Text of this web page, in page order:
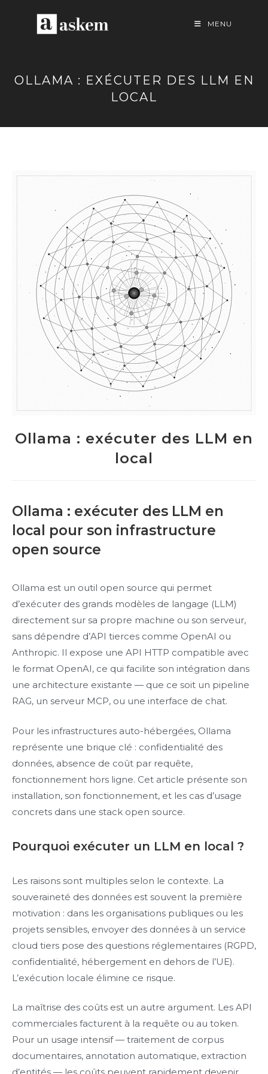
MENU
OLLAMA : EXÉCUTER DES LLM EN
LOCAL
Ollama : exécuter des LLM en
local
Ollama : exécuter des LLM en
local pour son infrastructure
open source
Ollama est un outil open source qui permet
d’exécuter des grands modèles de langage (LLM)
directement sur sa propre machine ou son serveur,
sans dépendre d’API tierces comme OpenAI ou
Anthropic. Il expose une API HTTP compatible avec
le format OpenAI, ce qui facilite son intégration dans
une architecture existante — que ce soit un pipeline
RAG, un serveur MCP, ou une interface de chat.
Pour les infrastructures auto-hébergées, Ollama
représente une brique clé : confidentialité des
données, absence de coût par requête,
fonctionnement hors ligne. Cet article présente son
installation, son fonctionnement, et les cas d’usage
concrets dans une stack open source.
Pourquoi exécuter un LLM en local ?
Les raisons sont multiples selon le contexte. La
souveraineté des données est souvent la première
motivation : dans les organisations publiques ou les
projets sensibles, envoyer des données à un service
cloud tiers pose des questions réglementaires (RGPD,
confidentialité, hébergement en dehors de l’UE).
L’exécution locale élimine ce risque.
La maîtrise des coûts est un autre argument. Les API
commerciales facturent à la requête ou au token.
Pour un usage intensif — traitement de corpus
documentaires, annotation automatique, extraction